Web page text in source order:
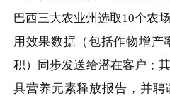
巴西三大农业州选取10个农
用效果数据（包括作物增产
积）同步发送给潜在客户；
具营养元素释放报告，并